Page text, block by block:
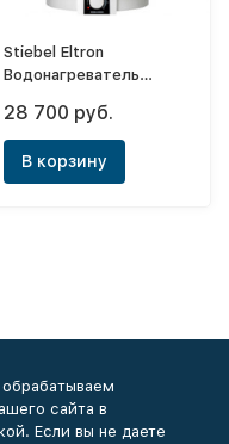
Stiebel Eltron
Водонагреватель
накопительный PSH 30
Trend
28 700 руб.
В корзину
сайта в
Если вы не даете